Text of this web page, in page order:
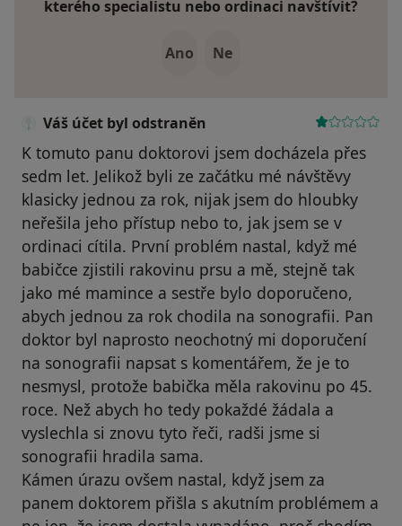
kterého specialistu nebo ordinaci navštívit?
Ano Ne
Váš účet byl odstraněn
K tomuto panu doktorovi jsem docházela přes
sedm let. Jelikož byli ze začátku mé návštěvy
klasicky jednou za rok, nijak jsem do hloubky
neřešila jeho přístup nebo to, jak jsem se v
ordinaci cítila. První problém nastal, když mé
babičce zjistili rakovinu prsu a mě, stejně tak
jako mé mamince a sestře bylo doporučeno,
abych jednou za rok chodila na sonografii. Pan
doktor byl naprosto neochotný mi doporučení
na sonografii napsat s komentářem, že je to
nesmysl, protože babička měla rakovinu po 45.
roce. Než abych ho tedy pokaždé žádala a
vyslechla si znovu tyto řeči, radši jsme si
sonografii hradila sama.
Kámen úrazu ovšem nastal, když jsem za
panem doktorem přišla s akutním problémem a